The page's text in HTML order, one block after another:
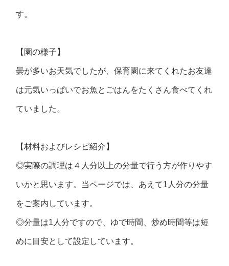
す。
【園の様子】
曇が多いお天気でしたが、保育園に来てくれたお友達
は元気いっぱいでお魚とごはんをたくさん食べてくれ
ていました。
【材料およびレシピ紹介】
◎実際の調理は４人分以上の分量で行う方が作りやす
いかと思います。当ページでは、あえて1人分の分量
をご案内しています。
◎分量は1人分ですので、ゆで時間、炒め時間等は短
めに目安として設定しています。